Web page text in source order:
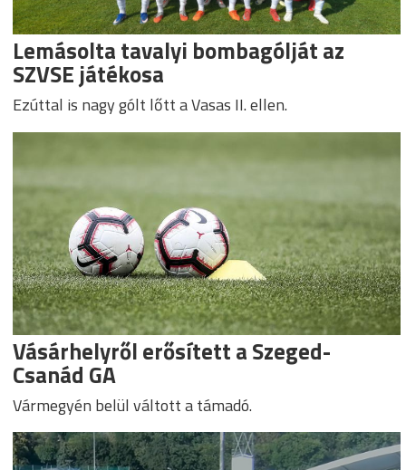
Lemásolta tavalyi bombagólját az
SZVSE játékosa
Ezúttal is nagy gólt lőtt a Vasas II. ellen.
Vásárhelyről erősített a Szeged-
Csanád GA
Vármegyén belül váltott a támadó.